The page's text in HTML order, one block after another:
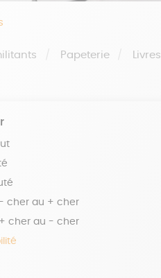
Papeterie Livres
- cher au + cher
+ cher au - cher